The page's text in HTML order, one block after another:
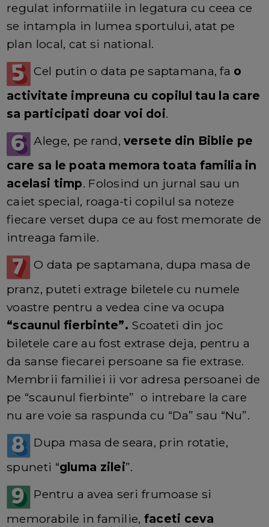
regulat informatiile in legatura cu ceea ce
se intampla in lumea sportului, atat pe
plan local, cat si national.
Cel putin o data pe saptamana, fa o
activitate impreuna cu copilul tau la care
sa participati doar voi doi.
Alege, pe rand,versete din Biblie pe
care sa le poata memora toata familia in
acelasi timp. Folosind un jurnal sau un
caiet special, roaga-ti copilul sa noteze
fiecare verset dupa ce au fost memorate de
intreaga famile.
O data pe saptamana, dupa masa de
pranz, puteti extrage biletele cu numele
voastre pentru a vedea cine va ocupa
“scaunul fierbinte”. Scoateti din joc
biletele care au fost extrase deja, pentru a
da sanse fiecarei persoane sa fie extrase.
Membrii familiei ii vor adresa persoanei de
pe “scaunul fierbinte” o intrebare la care
nu are voie sa raspunda cu “Da” sau “Nu”.
Dupa masa de seara, prin rotatie,
spuneti “gluma zilei”.
Pentru a avea seri frumoase si
memorabile in familie, faceti ceva